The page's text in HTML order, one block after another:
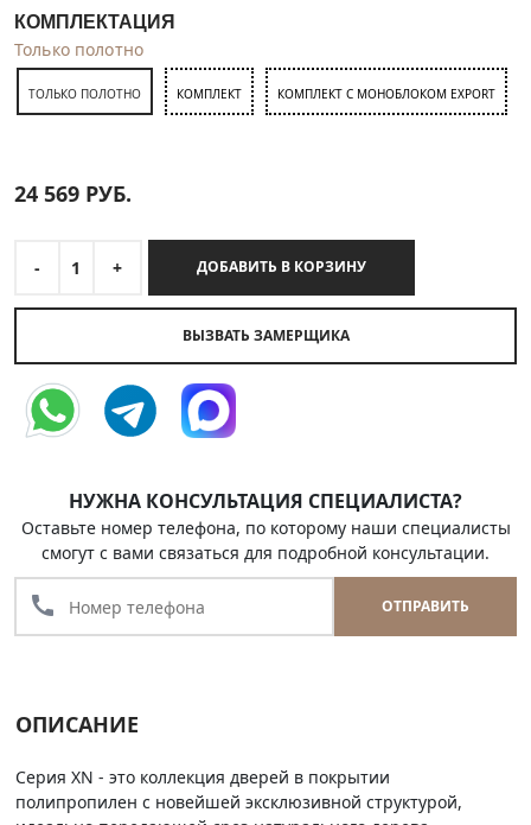
КОМПЛЕКТАЦИЯ
Только полотно
ТОЛЬКО ПОЛОТНО КОМПЛЕКТ КОМПЛЕКТ С МОНОБЛОКОМ EXPORT
24 569 РУБ.
- 1 + ДОБАВИТЬ В КОРЗИНУ
ВЫЗВАТЬ ЗАМЕРЩИКА
НУЖНА КОНСУЛЬТАЦИЯ СПЕЦИАЛИСТА?
Оставьте номер телефона, по которому наши специалисты
смогут с вами связаться для подробной консультации.
call ОТПРАВИТЬ
ОПИСАНИЕ
Серия XN - это коллекция дверей в покрытии
полипропилен с новейшей эксклюзивной структурой,